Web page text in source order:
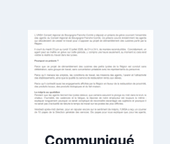
Communiqué